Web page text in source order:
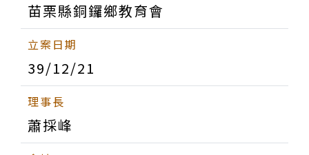
苗栗縣銅鑼鄉教育會
39/12/21
蕭採峰